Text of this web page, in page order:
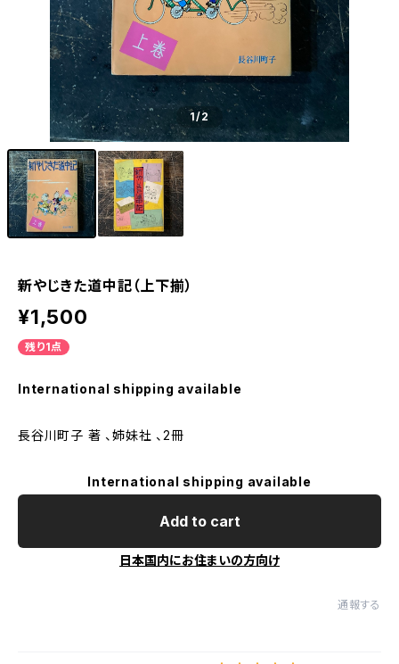
1/2
新やじきた道中記（上下揃）
¥1,500
残り1点
International shipping available
長谷川町子 著 、姉妹社 、2冊
International shipping available
Add to cart
日本国内にお住まいの方向け
通報する